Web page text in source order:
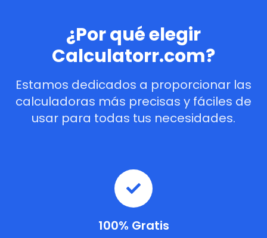
¿Por qué elegir
Calculatorr.com?
Estamos dedicados a proporcionar las
calculadoras más precisas y fáciles de
usar para todas tus necesidades.
100% Gratis